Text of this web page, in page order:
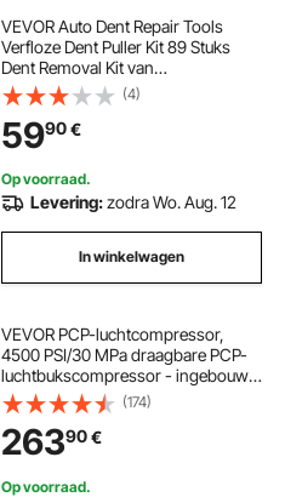
VEVOR Auto Dent Repair Tools
Verfloze Dent Puller Kit 89 Stuks
Dent Removal Kit van
Aluminiumlegering, Rubber en
Kunststof voor Alle Soorten Auto's
en Het Repareren van Deuk van Het
Metalen Oppervlak
(4)
5990€
Op voorraad.
Levering:zodra Wo. Aug. 12
In winkelwagen
VEVOR PCP-luchtcompressor,
4500 PSI/30 MPa draagbare PCP-
luchtbukscompressor - ingebouwd
water- en ventilatorkoelsysteem,
auto-stop DC12V/AC230V
paintball-tankcompressor voor
luchtbuks, duikfles
(174)
26390€
Op voorraad.